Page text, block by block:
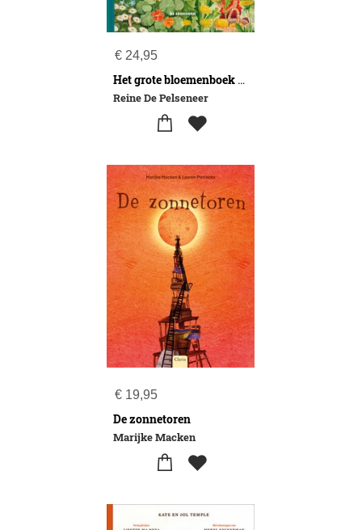
€ 24,95
Het grote bloemenboek van Florian en Yasmina
Reine De Pelseneer
€ 19,95
De zonnetoren
Marijke Macken